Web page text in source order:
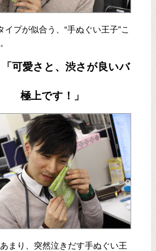
プが似合う、“手ぬぐい王子”こ
可愛さと、渋さが良いバ
す！」
まり、突然泣きだす手ぬぐい王